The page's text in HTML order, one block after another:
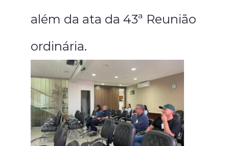
além da ata da 43ª Reunião
ordinária.